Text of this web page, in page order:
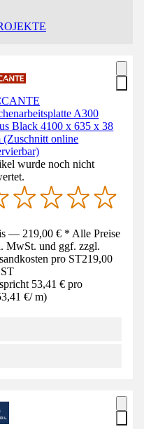
A300
Black 4100 x 635 x 38
(Zuschnitt online
wurde noch nicht
— 219,00 € * Alle Preise
MwSt. und ggf. zzgl.
pro ST219,00
ST
53,41 € pro
€/ m)